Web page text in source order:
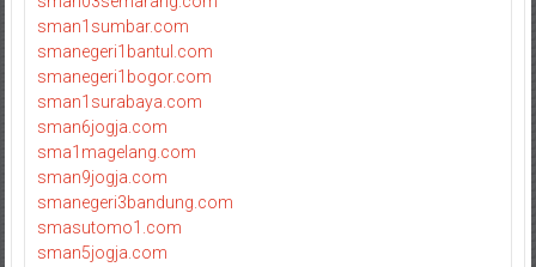
sman1sumbar.com
smanegeri1bantul.com
smanegeri1bogor.com
sman1surabaya.com
sman6jogja.com
sma1magelang.com
sman9jogja.com
smanegeri3bandung.com
smasutomo1.com
sman5jogja.com